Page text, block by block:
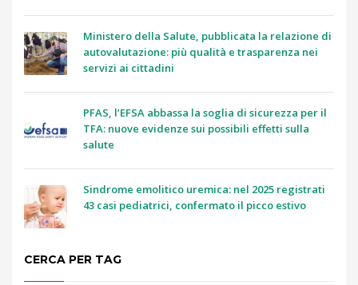
Ministero della Salute, pubblicata la relazione di
autovalutazione: più qualità e trasparenza nei
servizi ai cittadini
PFAS, l’EFSA abbassa la soglia di sicurezza per il
TFA: nuove evidenze sui possibili effetti sulla
salute
Sindrome emolitico uremica: nel 2025 registrati
43 casi pediatrici, confermato il picco estivo
CERCA PER TAG